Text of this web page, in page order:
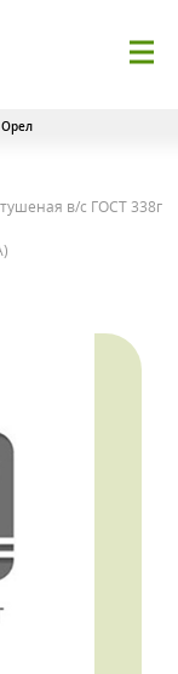
Орел
в/с ГОСТ 338г